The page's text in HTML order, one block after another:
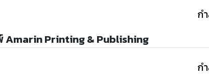
ก
Amarin Printing & Publishing
ก